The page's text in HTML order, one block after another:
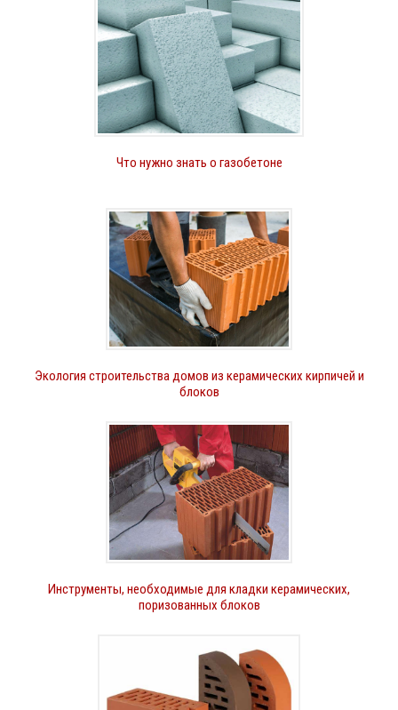
Что нужно знать о газобетоне
Экология строительства домов из керамических кирпичей и
блоков
Инструменты, необходимые для кладки керамических,
поризованных блоков